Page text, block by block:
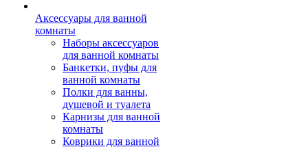
Аксессуары для ванной
комнаты
Наборы аксессуаров
для ванной комнаты
Банкетки, пуфы для
ванной комнаты
Полки для ванны,
душевой и туалета
Карнизы для ванной
комнаты
Коврики для ванной